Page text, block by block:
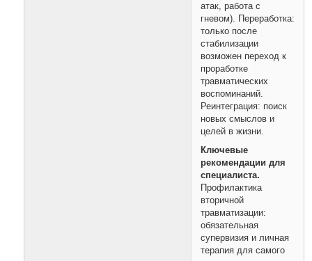
атак, работа с
гневом). Переработка:
только после
стабилизации
возможен переход к
проработке
травматических
воспоминаний.
Реинтеграция: поиск
новых смыслов и
целей в жизни.
Ключевые
рекомендации для
специалиста.
Профилактика
вторичной
травматизации:
обязательная
супервизия и личная
терапия для самого